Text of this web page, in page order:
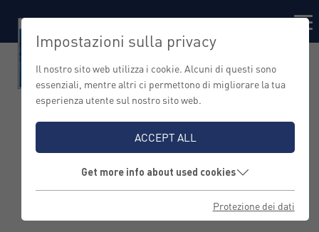
Cinque domande sul
brand management a
Hannes Berger
Impostazioni sulla privacy
Il nostro sito web utilizza i cookie. Alcuni di questi sono
essenziali, mentre altri ci permettono di migliorare la tua
esperienza utente sul nostro sito web.
ACCEPT ALL
Get more info about used cookies
Protezione dei dati